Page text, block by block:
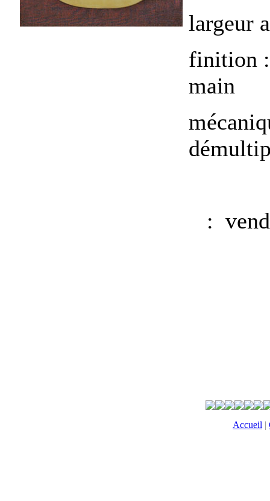
largeur
finition :
main
:
Accueil |